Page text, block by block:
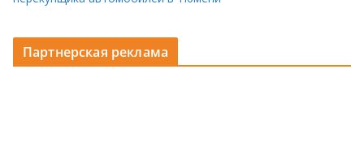
Партнерская реклама